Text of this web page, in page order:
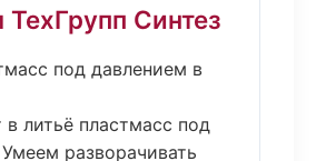
Синтез
под давлением в
в литьё пластмасс под
разворачивать